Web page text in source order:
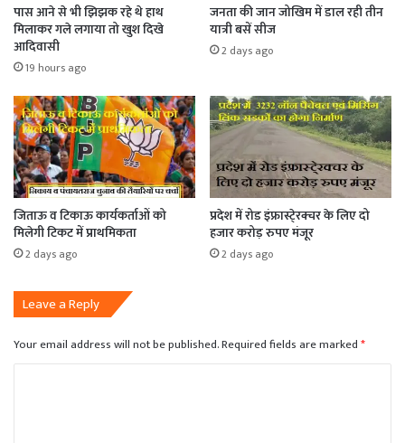
पास आने से भी झिझक रहे थे हाथ
मिलाकर गले लगाया तो खुश दिखे
आदिवासी
19 hours ago
जनता की जान जोखिम में डाल रही तीन
यात्री बसें सीज
2 days ago
जिताऊ व टिकाऊ कार्यकर्ताओं को
मिलेगी टिकट में प्राथमिकता
2 days ago
प्रदेश में रोड इंफ्रास्टे्रक्चर के लिए दो
हजार करोड़ रुपए मंजूर
2 days ago
Leave a Reply
Your email address will not be published.Required fields are marked*